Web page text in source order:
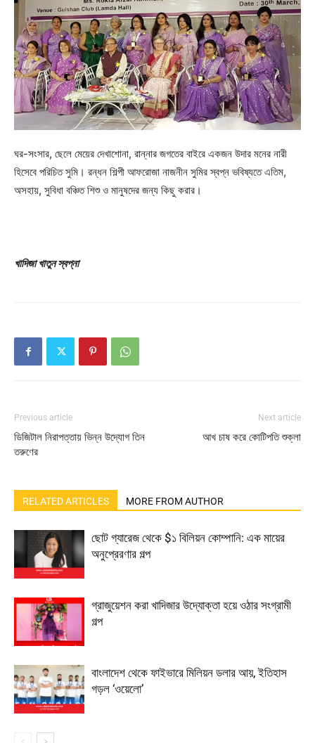
ঘর-সংসার, ছেলে মেয়ের দেখাশোনা, রান্নার জগতের বাইরে একজন উদার মনের নারী
হিসেবে পরিচিত সুমি। রন্ধন শিল্পী আফরোজা নাজনীন সুমির স্বপ্ন ভবিষ্যতে এতিম,
অসহায়, সুবিধা বঞ্চিত শিশু ও মানুষদের জন্য কিছু করার।
খাদিজা খাতুন স্বপ্না
Previous article
ডিজিটাল নিরাপত্তায় ভিন্ন উদ্যোগ তিন
তরুণের
Next article
আখ চাষ করে কোটিপতি শুক্লা
RELATED ARTICLES MORE FROM AUTHOR
ছোট গ্যারেজ থেকে $১ বিলিয়ন কোম্পানি: এক মায়ের
অনুপ্রেরণার গল্প
গ্রাজুয়েশন করা খাদিজার উদ্যোক্তা হয়ে ওঠার সংগ্রামী
গল্প
বাংলাদেশ থেকে ফাইভারে মিলিয়ন ডলার আয়, ইতিহাস
গড়ল ‘ওয়েলো’